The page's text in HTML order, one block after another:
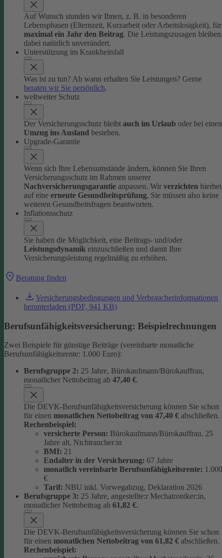
Auf Wunsch stunden wir Ihnen, z. B. in besonderen
Lebensphasen (Elternzeit, Kurzarbeit oder Arbeitslosigkeit), für
maximal ein Jahr den Beitrag. Die Leistungszusagen bleiben
dabei natürlich unverändert.
Unterstützung im Krankheitsfall
Was ist zu tun? Ab wann erhalten Sie Leistungen? Gerne
beraten wir Sie persönlich.
weltweiter Schutz
Der Versicherungsschutz bleibt auch im Urlaub oder bei
Umzug ins Ausland bestehen.
Upgrade-Garantie
Wenn sich Ihre Lebensumstände ändern, können Sie Ihren
Versicherungsschutz im Rahmen unserer
Nachversicherungsgarantie anpassen. Wir verzichten hierbei
auf eine erneute Gesundheitsprüfung, Sie müssen also keine
weiteren Gesundheitsfragen beantworten.
Inflationsschutz
Sie haben die Möglichkeit, eine Beitrags- und/oder
Leistungsdynamik einzuschließen und damit Ihre
Versicherungsleistung regelmäßig zu erhöhen.
Beratung finden
Versicherungsbedingungen und Verbraucherinformationen
herunterladen (PDF, 941 KB)
Berufsunfähigkeitsversicherung: Beispielrechnung en
Zwei Beispiele für günstige Beiträge (vereinbarte monatliche
Berufsunfähigkeitsrente: 1.000 Euro):
Berufsgruppe 2: 25 Jahre, Bürokaufmann/Bürokauffrau,
monatlicher Nettobeitrag ab 47,40 €.
Die DEVK-Berufsunfähigkeitsversicherung können Sie schon
für einen monatlichen Nettobeitrag von 47,40 € abschließen.
Rechenbeispiel:
versicherte Person: Bürokaufmann/Bürokauffrau, 25
Jahre alt, Nichtraucher:in
BMI: 21
Endalter in der Versicherung: 67 Jahre
monatlich vereinbarte Berufsunfähigkeitsrente: 1.000
€
Tarif: NBU inkl. Vorwegabzug, Deklaration 2026
Berufsgruppe 3: 25 Jahre, angestellte:r Mechatroniker:in,
monatlicher Nettobeitrag ab 61,82 €.
Die DEVK-Berufsunfähigkeitsversicherung können Sie schon
für einen monatlichen Nettobeitrag von 61,82 € abschließen.
Rechenbeispiel: